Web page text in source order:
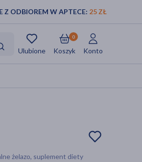
Z ODBIOREM W APTECE: 25 ZŁ
Ulubione Koszyk
0
Konto
żelazo, suplement diety